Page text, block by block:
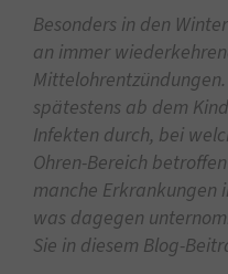
Besonders in den
an immer
spätestens ab dem
Infekten durch, bei
Ohren-Bereich
manche Erkrankungen
was dagegen
Sie in diesem Blog-